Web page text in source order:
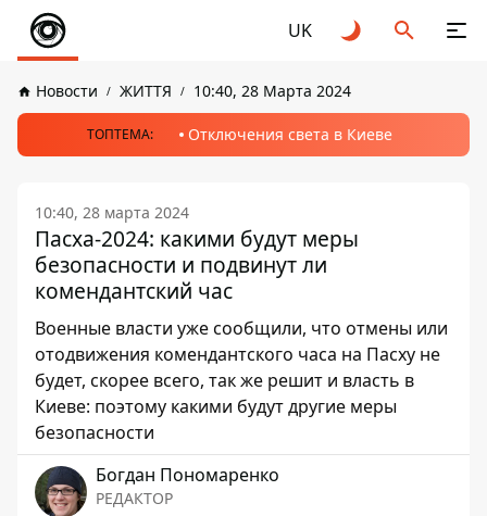
UK
Новости ЖИТТЯ 10:40, 28 Марта 2024
ТОПТЕМА: Отключения света в Киеве
10:40, 28 марта 2024
Пасха-2024: какими будут меры
безопасности и подвинут ли
комендантский час
Военные власти уже сообщили, что отмены или
отодвижения комендантского часа на Пасху не
будет, скорее всего, так же решит и власть в
Киеве: поэтому какими будут другие меры
безопасности
Богдан Пономаренко
РЕДАКТОР